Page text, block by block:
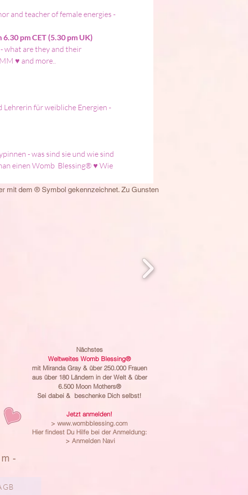
and teacher of female energies -
pm CET (5.30 pm UK)
what are they and their
♥ and more..
für weibliche Energien -
- was sind sie und wie sind
einen Womb  Blessing® ♥ Wie
mit dem ® Symbol gekennzeichnet. Zu Gunsten
-
Nächstes
Weltweites Womb Blessing®
mit Miranda Gray & über 250.000 Frauen
aus über 180 Ländern in der Welt & über
6.500 Moon Mothers®
Sei dabei & beschenke Dich selbst!
Jetzt anmelden!
> www.wombblessing.com
Hier findest Du Hilfe bei der Anmeldung:
> Anmelden Navi